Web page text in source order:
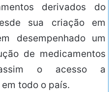
derivados do
sua criação em
desempenhado um
de medicamentos
o acesso a
todo o país.